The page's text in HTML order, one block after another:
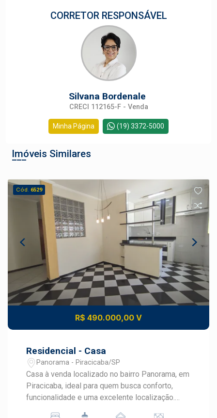
CORRETOR RESPONSÁVEL
Silvana Bordenale
CRECI 112165-F - Venda
Minha Página (19) 3372-5000
Imóveis Similares
Cód. 6529
R$ 490.000,00 V
Residencial - Casa
Panorama - Piracicaba/SP
Casa à venda localizado no bairro Panorama, em
Piracicaba, ideal para quem busca conforto,
funcionalidade e uma excelente localização.